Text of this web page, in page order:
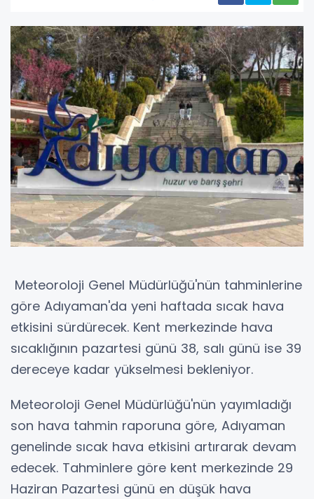
Meteoroloji Genel Müdürlüğü'nün tahminlerine
göre Adıyaman'da yeni haftada sıcak hava
etkisini sürdürecek. Kent merkezinde hava
sıcaklığının pazartesi günü 38, salı günü ise 39
dereceye kadar yükselmesi bekleniyor.
Meteoroloji Genel Müdürlüğü'nün yayımladığı
son hava tahmin raporuna göre, Adıyaman
genelinde sıcak hava etkisini artırarak devam
edecek. Tahminlere göre kent merkezinde 29
Haziran Pazartesi günü en düşük hava